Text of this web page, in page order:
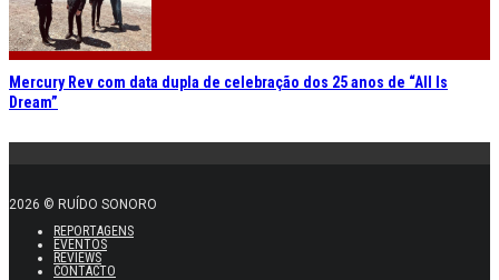
Mercury Rev com data dupla de celebração dos 25 anos de “All Is
Dream”
2026 © RUÍDO SONORO
REPORTAGENS
EVENTOS
REVIEWS
CONTACTO